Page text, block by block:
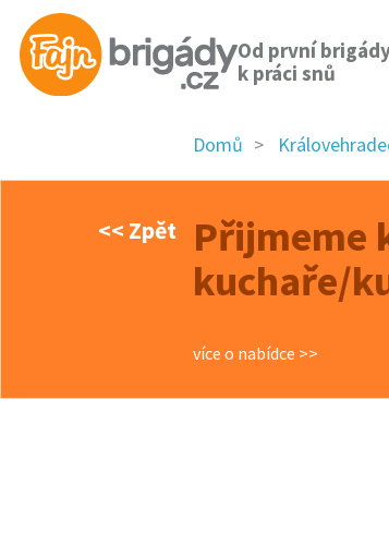
Od první
k práci snů
Domů
<< Zpět
Přijmeme
kuchaře/
více o nabídce >>